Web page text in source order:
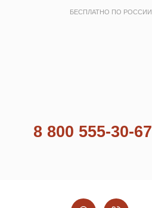
БЕСПЛАТНО ПО РОССИИ
8 800 555-30-67